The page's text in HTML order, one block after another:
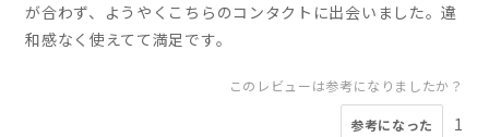
が合わず、ようやくこちらのコンタクトに出会いました。違
和感なく使えてて満足です。
このレビューは参考になりましたか？
参考になった 1